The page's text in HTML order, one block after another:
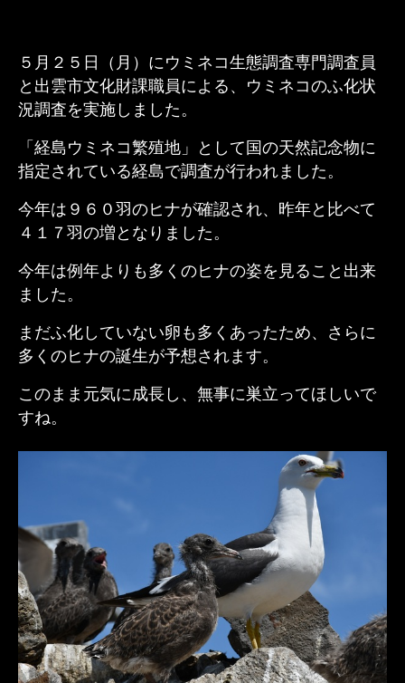
５月２５日（月）にウミネコ生態調査専門調査員
と出雲市文化財課職員による、ウミネコのふ化状
況調査を実施しました。
「経島ウミネコ繁殖地」として国の天然記念物に
指定されている経島で調査が行われました。
今年は９６０羽のヒナが確認され、昨年と比べて
４１７羽の増となりました。
今年は例年よりも多くのヒナの姿を見ること出来
ました。
まだふ化していない卵も多くあったため、さらに
多くのヒナの誕生が予想されます。
このまま元気に成長し、無事に巣立ってほしいで
すね。